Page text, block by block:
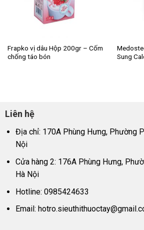
Frapko vị dâu Hộp 200gr – Cốm
chống táo bón
Sung
Liên hệ
Địa chỉ: 170A Phùng Hưng, Phường
Nội
Cửa hàng 2: 176A Phùng Hưng,
Hà Nội
Hotline: 0985424633
Email: